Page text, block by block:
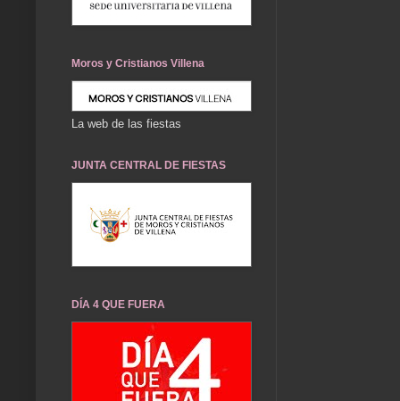
Moros y Cristianos Villena
La web de las fiestas
JUNTA CENTRAL DE FIESTAS
DÍA 4 QUE FUERA